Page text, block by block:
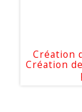
Création
Création